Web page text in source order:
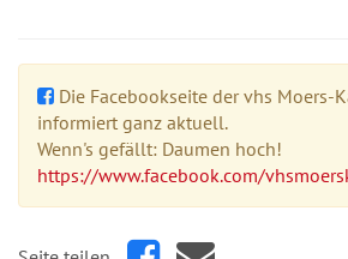
Die Facebookseite der vhs Moers-
informiert ganz aktuell.
Wenn's gefällt: Daumen hoch!
https://www.facebook.com/